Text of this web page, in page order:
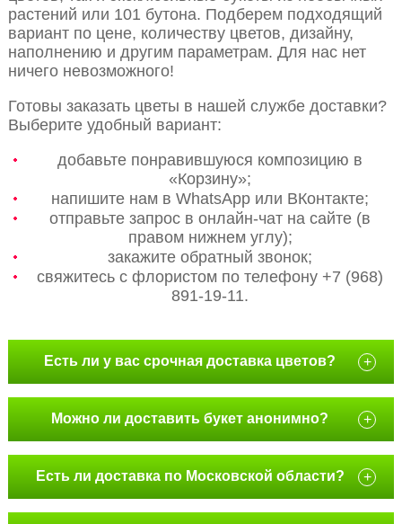
растений или 101 бутона. Подберем подходящий
вариант по цене, количеству цветов, дизайну,
наполнению и другим параметрам. Для нас нет
ничего невозможного!
Готовы заказать цветы в нашей службе доставки?
Выберите удобный вариант:
добавьте понравившуюся композицию в
«Корзину»;
напишите нам в WhatsApp или ВКонтакте;
отправьте запрос в онлайн-чат на сайте (в
правом нижнем углу);
закажите обратный звонок;
свяжитесь с флористом по телефону +7 (968)
891-19-11.
Есть ли у вас срочная доставка цветов? +
Можно ли доставить букет анонимно? +
Есть ли доставка по Московской области? +